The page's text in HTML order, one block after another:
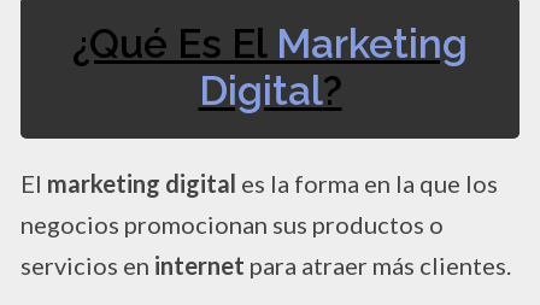
¿Qué Es El Marketing
Digital?
El marketing digital es la forma en la que los
negocios promocionan sus productos o
servicios en internet para atraer más clientes.